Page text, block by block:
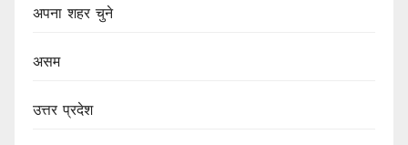
अपना शहर चुने
असम
उत्तर प्रदेश